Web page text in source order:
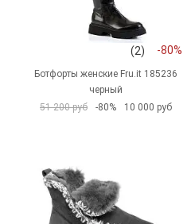
(2) -80%
Ботфорты женские Fru.it 185236
черный
51 200 руб
-80% 10 000 руб